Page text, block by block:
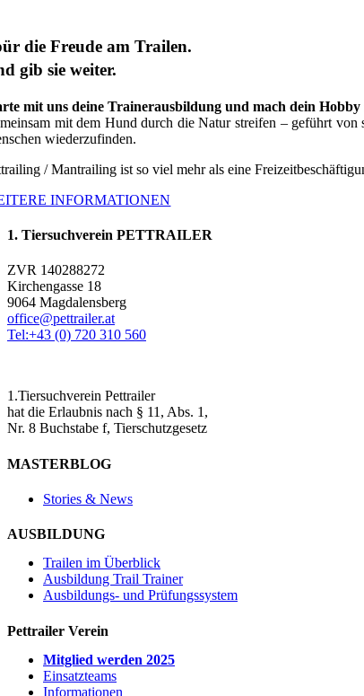
die Freude am Trailen.
gib sie weiter.
mit uns deine Trainerausbildung und mach dein
mit dem Hund durch die Natur streifen – geführt
wiederzufinden.
/ Mantrailing ist so viel mehr als eine
INFORMATIONEN
1. Tiersuchverein PETTRAILER
ZVR 140288272
Kirchengasse 18
9064 Magdalensberg
office@pettrailer.at
Tel:+43 (0) 720 310 560
1.Tiersuchverein Pettrailer
hat die Erlaubnis nach § 11, Abs. 1,
Nr. 8 Buchstabe f, Tierschutzgesetz
MASTERBLOG
Stories & News
AUSBILDUNG
Trailen im Überblick
Ausbildung Trail Trainer
Ausbildungs- und Prüfungssystem
Pettrailer Verein
Mitglied werden 2025
Einsatzteams
Informationen